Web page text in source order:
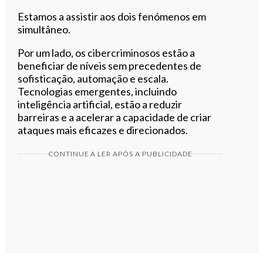
Estamos a assistir aos dois fenómenos em
simultâneo.
Por um lado, os cibercriminosos estão a
beneficiar de níveis sem precedentes de
sofisticação, automação e escala.
Tecnologias emergentes, incluindo
inteligência artificial, estão a reduzir
barreiras e a acelerar a capacidade de criar
ataques mais eficazes e direcionados.
CONTINUE A LER APÓS A PUBLICIDADE